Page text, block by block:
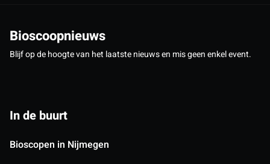
Bioscoopnieuws
Blijf op de hoogte van het laatste nieuws en mis geen enkel event.
In de buurt
Bioscopen in Nijmegen